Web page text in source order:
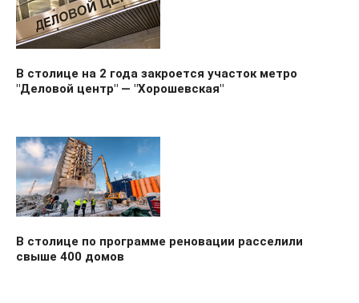
В столице на 2 года закроется участок метро
"Деловой центр" — "Хорошевская"
В столице по программе реновации расселили
свыше 400 домов